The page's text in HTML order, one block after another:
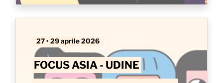
27 • 29 aprile 2026
FOCUS ASIA - UDINE